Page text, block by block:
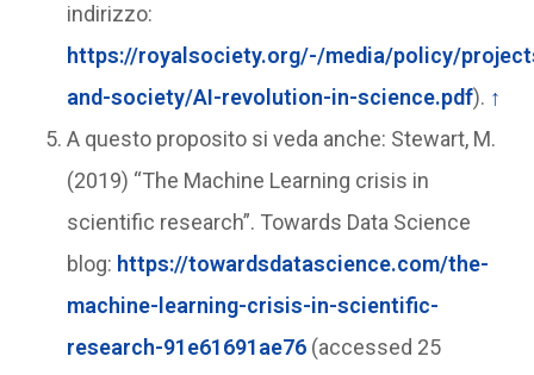
indirizzo:
https://royalsociety.org/-/media/policy/
and-society/AI-revolution-in-science.pdf). ↑
A questo proposito si veda anche: Stewart, M.
(2019) “The Machine Learning crisis in
scientific research”. Towards Data Science
blog: https://towardsdatascience.com/the-
machine-learning-crisis-in-scientific-
research-91e61691ae76(accessed 25